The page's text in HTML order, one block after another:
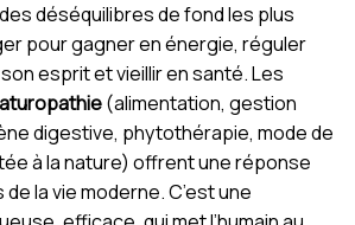
déséquilibres de fond les plus
pour gagner en énergie, réguler
esprit et vieillir en santé. Les
(alimentation, gestion
digestive, phytothérapie, mode de
à la nature) offrent une réponse
la vie moderne. C’est une